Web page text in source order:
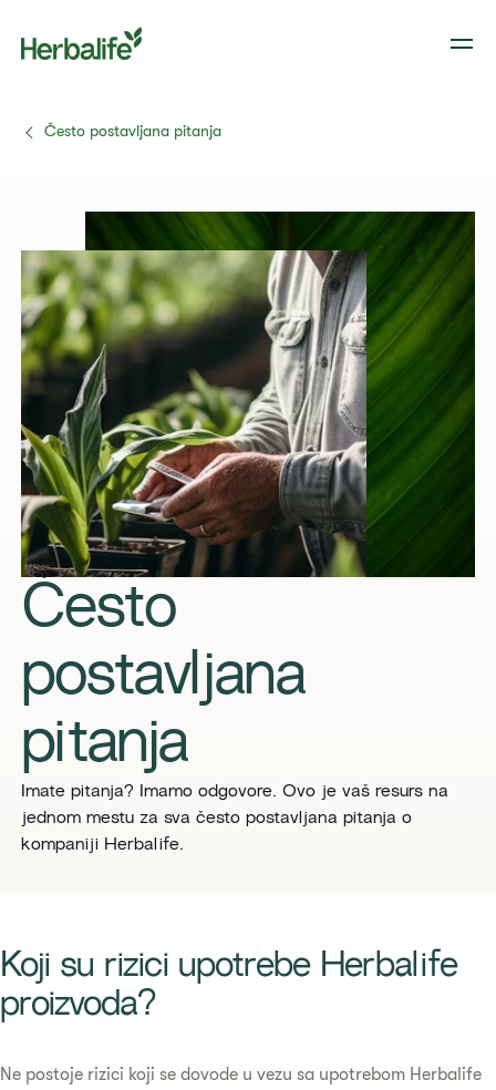
Često postavljana pitanja
Često
postavljana
pitanja
Imate pitanja? Imamo odgovore. Ovo je vaš resurs na
jednom mestu za sva često postavljana pitanja o
kompaniji Herbalife.
​​Koji su rizici upotrebe Herbalife
proizvoda?​
Ne postoje rizici koji se dovode u vezu sa upotrebom Herbalife